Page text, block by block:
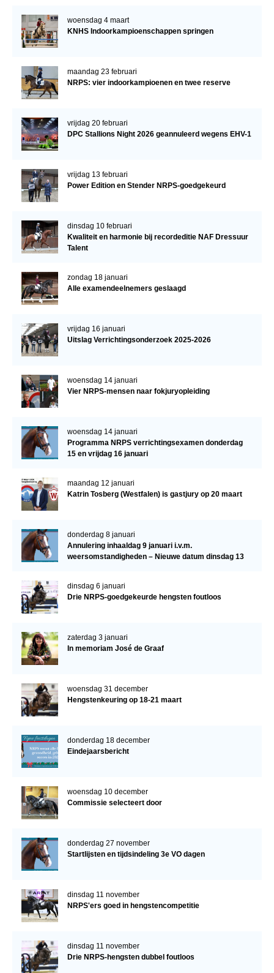
woensdag 4 maart
KNHS Indoorkampioenschappen springen
maandag 23 februari
NRPS: vier indoorkampioenen en twee reserve
vrijdag 20 februari
DPC Stallions Night 2026 geannuleerd wegens EHV-1
vrijdag 13 februari
Power Edition en Stender NRPS-goedgekeurd
dinsdag 10 februari
Kwaliteit en harmonie bij recordeditie NAF Dressuur
Talent
zondag 18 januari
Alle examendeelnemers geslaagd
vrijdag 16 januari
Uitslag Verrichtingsonderzoek 2025-2026
woensdag 14 januari
Vier NRPS-mensen naar fokjuryopleiding
woensdag 14 januari
Programma NRPS verrichtingsexamen donderdag
15 en vrijdag 16 januari
maandag 12 januari
Katrin Tosberg (Westfalen) is gastjury op 20 maart
donderdag 8 januari
Annulering inhaaldag 9 januari i.v.m.
weersomstandigheden – Nieuwe datum dinsdag 13
dinsdag 6 januari
Drie NRPS-goedgekeurde hengsten foutloos
zaterdag 3 januari
In memoriam José de Graaf
woensdag 31 december
Hengstenkeuring op 18-21 maart
donderdag 18 december
Eindejaarsbericht
woensdag 10 december
Commissie selecteert door
donderdag 27 november
Startlijsten en tijdsindeling 3e VO dagen
dinsdag 11 november
NRPS'ers goed in hengstencompetitie
dinsdag 11 november
Drie NRPS-hengsten dubbel foutloos